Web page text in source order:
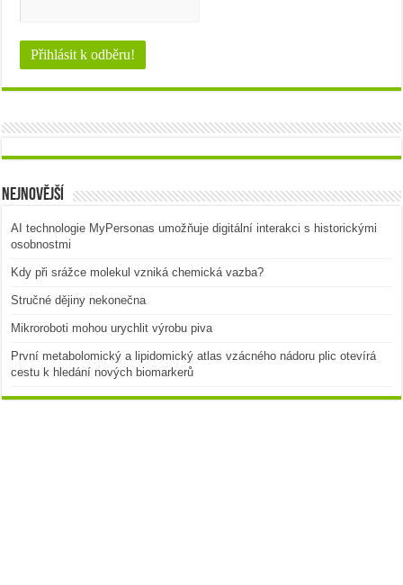
Nejnovější
AI technologie MyPersonas umožňuje digitální interakci s historickými
osobnostmi
Kdy při srážce molekul vzniká chemická vazba?
Stručné dějiny nekonečna
Mikroroboti mohou urychlit výrobu piva
První metabolomický a lipidomický atlas vzácného nádoru plic otevírá
cestu k hledání nových biomarkerů